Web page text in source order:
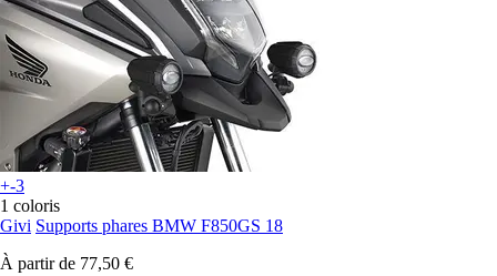
+-3
1 coloris
Givi Supports phares BMW F850GS 18
À partir de 77,50 €